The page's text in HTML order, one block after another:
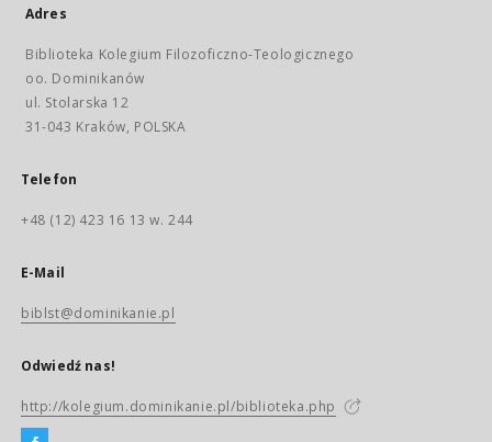
Adres
Biblioteka Kolegium Filozoficzno-Teologicznego
oo. Dominikanów
ul. Stolarska 12
31-043 Kraków, POLSKA
Telefon
+48 (12) 423 16 13 w. 244
E-Mail
biblst@dominikanie.pl
Odwiedź nas!
http://kolegium.dominikanie.pl/biblioteka.php